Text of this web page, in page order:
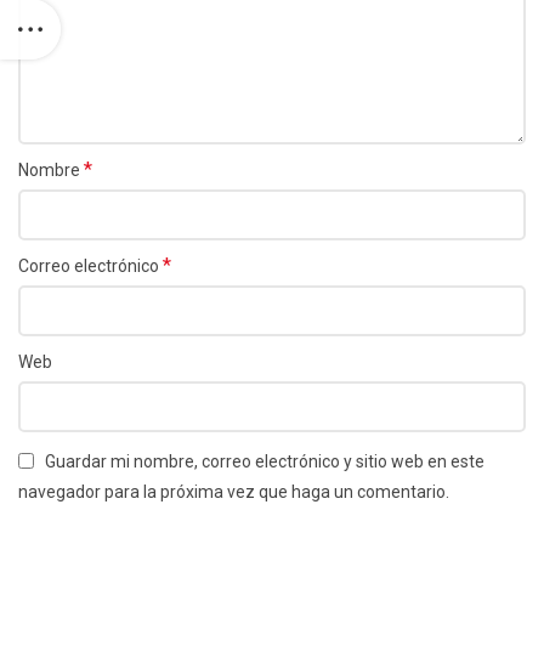
Nombre *
Correo electrónico *
Web
Guardar mi nombre, correo electrónico y sitio web en este
navegador para la próxima vez que haga un comentario.